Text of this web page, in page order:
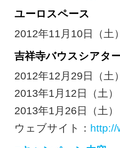
ユーロスペース
2012年11月10日（
吉祥寺バウスシアタ
2012年12月29日（
2013年1月12日（土
2013年1月26日（土
ウェブサイト： http://